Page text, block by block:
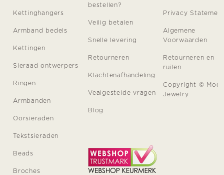
Kettinghangers
Armband bedels
Kettingen
Sieraad ontwerpers
Ringen
Armbanden
Oorsieraden
Tekstsieraden
Beads
Broches
bestellen?
Veilig betalen
Snelle levering
Retourneren
Klachtenafhandeling
Vealgestelde vragen
Blog
Privacy
Algemene
Voorwaarden
Retourneren en
ruilen
Copyright ©
Jewelry